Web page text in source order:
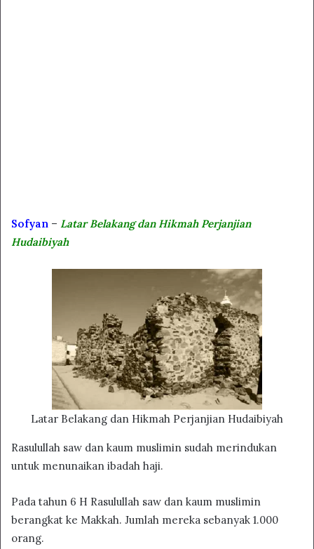
Sofyan – Latar Belakang dan Hikmah Perjanjian
Hudaibiyah
Latar Belakang dan Hikmah Perjanjian Hudaibiyah
Rasulullah saw dan kaum muslimin sudah merindukan
untuk menunaikan ibadah haji.
Pada tahun 6 H Rasulullah saw dan kaum muslimin
berangkat ke Makkah. Jumlah mereka sebanyak 1.000
orang.